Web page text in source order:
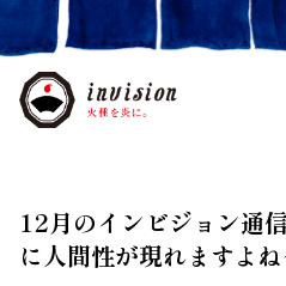
12月のインビジョン通
に人間性が現れますよ